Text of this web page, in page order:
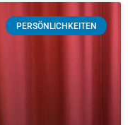
PERSÖNLICHKEITEN